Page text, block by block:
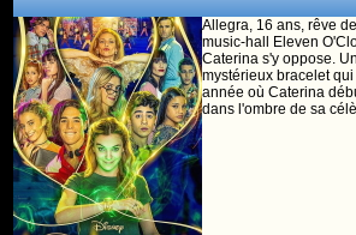
Allegra, 16 ans, rêve
music-hall Eleven
Caterina s'y oppose.
mystérieux bracelet
année où Caterina
dans l'ombre de sa